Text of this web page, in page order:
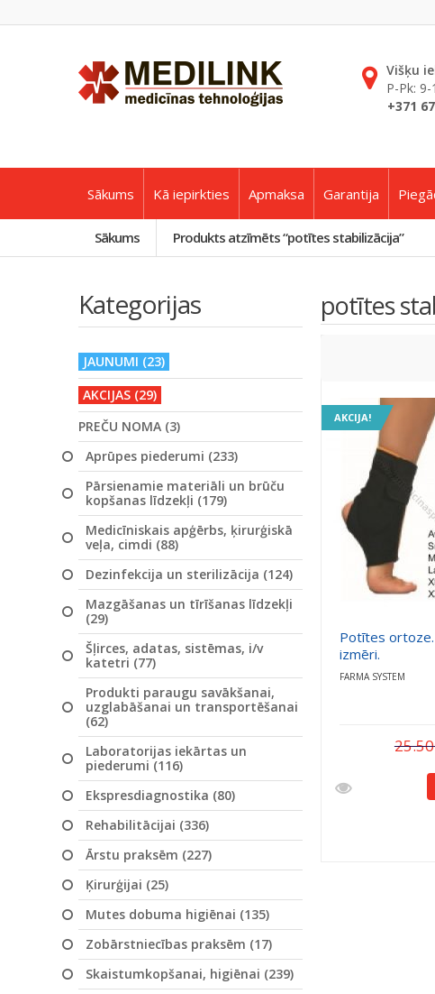
Višķu
P-Pk: 9-
+371
Sākums Kā iepirkties Apmaksa Garantija
Sākums Produkts atzīmēts “potītes stabilizācija”
Kategorijas
JAUNUMI (23)
AKCIJAS (29)
PREČU NOMA (3)
Aprūpes piederumi (233)
Pārsienamie materiāli un brūču
kopšanas līdzekļi (179)
Medicīniskais apģērbs, ķirurģiskā
veļa, cimdi (88)
Dezinfekcija un sterilizācija (124)
Mazgāšanas un tīrīšanas līdzekļi
(29)
Šļirces, adatas, sistēmas, i/v
katetri (77)
Produkti paraugu savākšanai,
uzglabāšanai un transportēšanai
(62)
Laboratorijas iekārtas un
piederumi (116)
Ekspresdiagnostika (80)
Rehabilitācijai (336)
Ārstu praksēm (227)
Ķirurģijai (25)
Mutes dobuma higiēnai (135)
Zobārstniecības praksēm (17)
Skaistumkopšanai, higiēnai (239)
potītes
AKCIJA!
Potītes ortoze.
izmēri.
FARMA SYSTEM
25.50